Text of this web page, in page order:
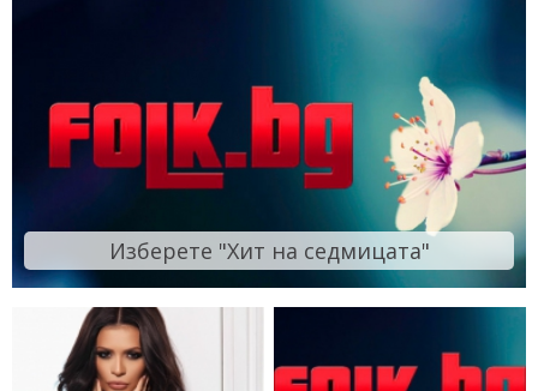
Изберете "Хит на седмицата"